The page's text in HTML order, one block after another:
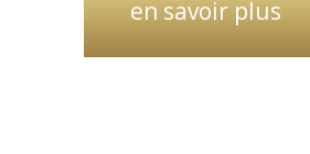
en savoir plus